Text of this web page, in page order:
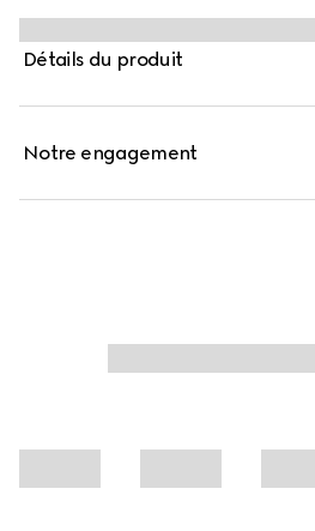
la Maison, se mêlant
contemporain pour créer une
mais jamais démodée. Ce short
Détails du produit
Notre engagement